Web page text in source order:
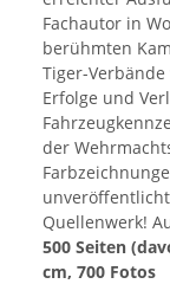
Fachautor in
berühmten
Tiger-
Erfolge und
der
Quellenwerk!
500 Seiten
cm, 700 Fotos